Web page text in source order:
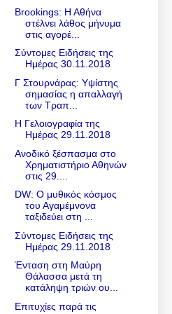
Brookings: Η Αθήνα
στέλνει λάθος μήνυμα
στις αγορέ...
Σύντομες Ειδήσεις της
Ημέρας 30.11.2018
Γ Στουρνάρας: Υψίστης
σημασίας η απαλλαγή
των Τραπ...
Η Γελοιογραφία της
Ημέρας 29.11.2018
Ανοδικό ξέσπασμα στο
Χρηματιστήριο Αθηνών
στις 29....
DW: O μυθικός κόσμος
του Αγαμέμνονα
ταξιδεύει στη ...
Σύντομες Ειδήσεις της
Ημέρας 29.11.2018
Ένταση στη Μαύρη
Θάλασσα μετά τη
κατάληψη τριών ου...
Επιτυχίες παρά τις